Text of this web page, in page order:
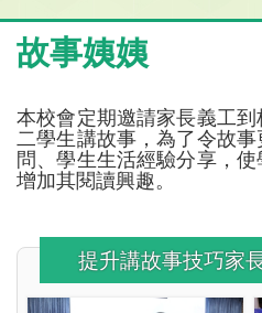
故事姨姨
本校會定期邀請家長義工
二學生講故事，為了令故
問、學生生活經驗分享，使
增加其閱讀興趣。
提升講故事技巧家